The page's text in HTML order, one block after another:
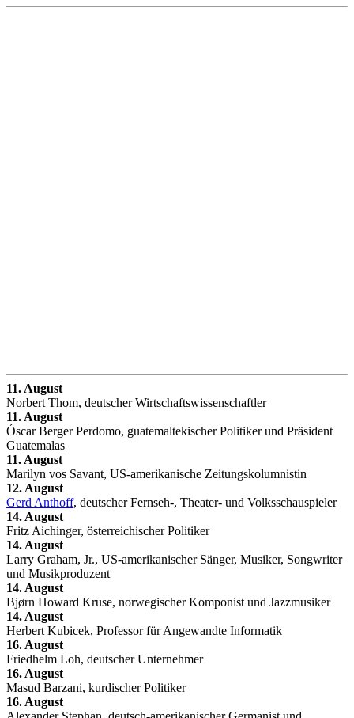
11. August
Norbert Thom, deutscher Wirtschaftswissenschaftler
11. August
Óscar Berger Perdomo, guatemaltekischer Politiker und Präsident
Guatemalas
11. August
Marilyn vos Savant, US-amerikanische Zeitungskolumnistin
12. August
Gerd Anthoff, deutscher Fernseh-, Theater- und Volksschauspieler
14. August
Fritz Aichinger, österreichischer Politiker
14. August
Larry Graham, Jr., US-amerikanischer Sänger, Musiker, Songwriter
und Musikproduzent
14. August
Bjørn Howard Kruse, norwegischer Komponist und Jazzmusiker
14. August
Herbert Kubicek, Professor für Angewandte Informatik
16. August
Friedhelm Loh, deutscher Unternehmer
16. August
Masud Barzani, kurdischer Politiker
16. August